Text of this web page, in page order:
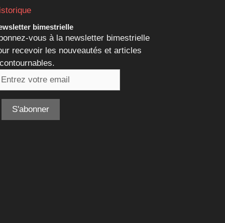
bimestrielle
vous à la newsletter bimestrielle
recevoir les nouveautés et articles